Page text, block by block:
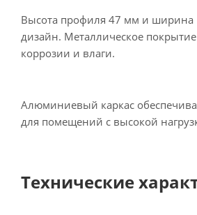
Высота профиля 47 мм и ширина
дизайн. Металлическое
коррозии и влаги.
Алюминиевый каркас
для помещений с высокой
Технические